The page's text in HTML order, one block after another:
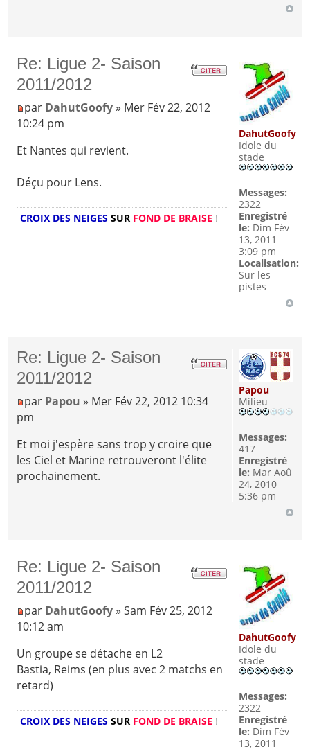
Re: Ligue 2- Saison
2011/2012
par DahutGoofy» Mer Fév 22, 2012
10:24 pm
Et Nantes qui revient.
Déçu pour Lens.
CROIX DES NEIGES SUR FOND DE BRAISE !
DahutGoofy
Idole du
stade
Messages:
2322
Enregistré
le: Dim Fév
13, 2011
3:09 pm
Localisation:
Sur les
pistes
Re: Ligue 2- Saison
2011/2012
par Papou » Mer Fév 22, 2012 10:34
pm
Et moi j'espère sans trop y croire que
les Ciel et Marine retrouveront l'élite
prochainement.
Papou
Milieu
Messages:
417
Enregistré
le: Mar Aoû
24, 2010
5:36 pm
Re: Ligue 2- Saison
2011/2012
par DahutGoofy» Sam Fév 25, 2012
10:12 am
Un groupe se détache en L2
Bastia, Reims (en plus avec 2 matchs en
retard)
CROIX DES NEIGES SUR FOND DE BRAISE !
DahutGoofy
Idole du
stade
Messages:
2322
Enregistré
le: Dim Fév
13, 2011